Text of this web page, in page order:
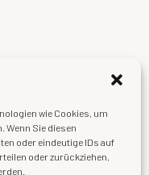
wie Cookies, um
Wenn Sie diesen
oder eindeutige IDs auf
oder zurückziehen,